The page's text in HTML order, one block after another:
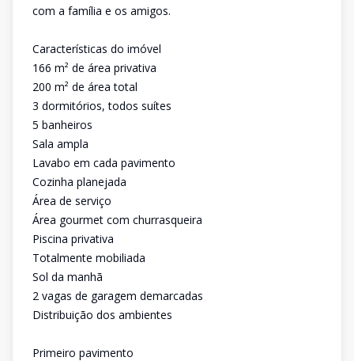
com a família e os amigos.
Características do imóvel
166 m² de área privativa
200 m² de área total
3 dormitórios, todos suítes
5 banheiros
Sala ampla
Lavabo em cada pavimento
Cozinha planejada
Área de serviço
Área gourmet com churrasqueira
Piscina privativa
Totalmente mobiliada
Sol da manhã
2 vagas de garagem demarcadas
Distribuição dos ambientes
Primeiro pavimento